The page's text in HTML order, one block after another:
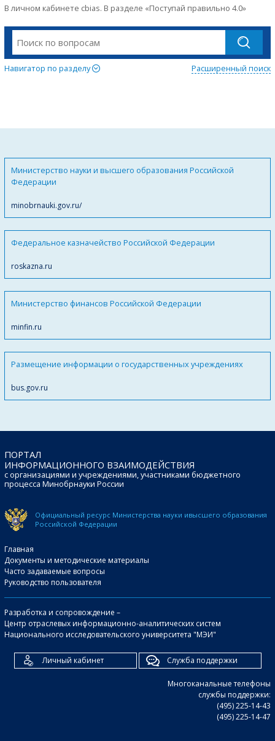
В личном кабинете cbias. В разделе «Поступай правильно 4.0»
Навигатор по разделу Расширенный поиск
Министерство науки и высшего образования Российской
Федерации
minobrnauki.gov.ru/
Федеральное казначейство Российской Федерации
roskazna.ru
Министерство финансов Российской Федерации
minfin.ru
Размещение информации о государственных учреждениях
bus.gov.ru
ПОРТАЛ
ИНФОРМАЦИОННОГО ВЗАИМОДЕЙСТВИЯ
с организациями и учреждениями, участниками бюджетного
процесса Минобрнауки России
Официальный ресурс Министерства науки ивысшего образования
Российской Федерации
Главная
Документы и методические материалы
Часто задаваемые вопросы
Руководство пользователя
Разработка и сопровождение –
Центр отраслевых информационно-аналитических систем
Национального исследовательского университета "МЭИ"
Личный кабинет Служба поддержки
Многоканальные телефоны
службы поддержки:
(495) 225-14-43
(495) 225-14-47